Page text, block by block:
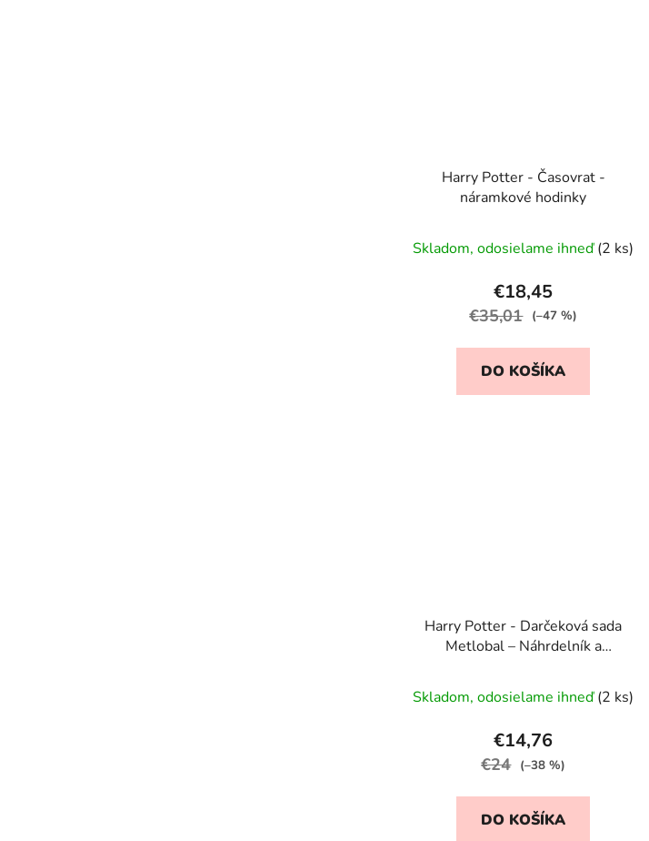
Harry Potter - Časovrat -
náramkové hodinky
Skladom, odosielame ihneď(2 ks)
€18,45
€35,01 (–47 %)
DO KOŠÍKA
Harry Potter - Darčeková sada
Metlobal – Náhrdelník a
Skladom, odosielame ihneď(2 ks)
€14,76
€24 (–38 %)
DO KOŠÍKA